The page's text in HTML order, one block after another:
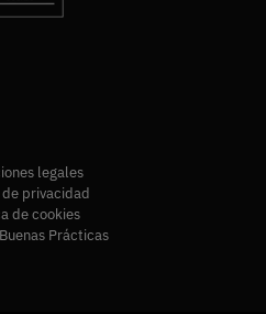
legales
privacidad
de cookies
Prácticas